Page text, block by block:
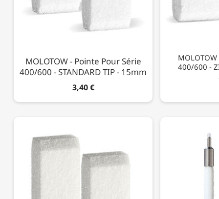
MOLOTOW - Pointe Pour Série
400/600 - STANDARD TIP - 15mm
3,40 €
400/600 -